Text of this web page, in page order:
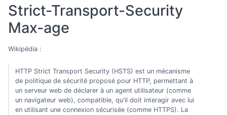
Strict-Transport-Security
Max-age
Wikipédia :
HTTP Strict Transport Security (HSTS) est un mécanisme
de politique de sécurité proposé pour HTTP, permettant à
un serveur web de déclarer à un agent utilisateur (comme
un navigateur web), compatible, qu'il doit interagir avec lui
en utilisant une connexion sécurisée (comme HTTPS). La